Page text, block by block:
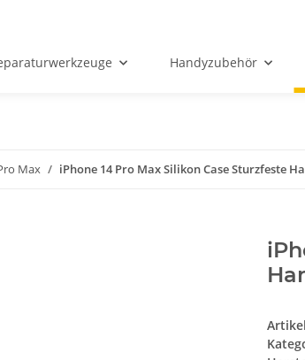
Handyzubehör
Max iPhone 14 Pro Max Silikon Case Sturzfeste